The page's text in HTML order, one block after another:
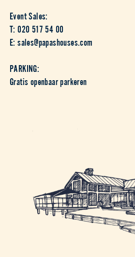
Event Sales:
T: 020 517 54 00
E: sales@papashouses.com
PARKING:
Gratis openbaar parkeren